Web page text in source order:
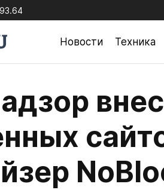
93.64
Новости Техника